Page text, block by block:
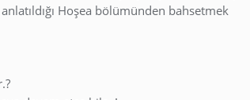
Hoşea bölümünden bahsetmek